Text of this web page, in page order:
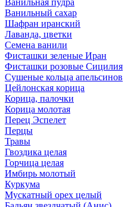
Ванильная пудра
Ванильный сахар
Шафран иранский
Лаванда, цветки
Семена ванили
Фисташки зеленые Иран
Фисташки розовые Сицилия
Сушеные кольца апельсинов
Цейлонская корица
Корица, палочки
Корица молотая
Перец Эспелет
Перцы
Травы
Гвоздика целая
Горчица целая
Имбирь молотый
Куркума
Мускатный орех целый